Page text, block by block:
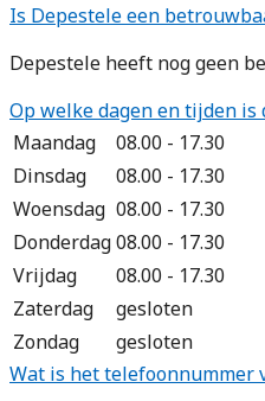
Is Depestele een
Depestele heeft nog geen
Op welke dagen en tijden
Maandag
08.00 - 17.30
Dinsdag
08.00 - 17.30
Woensdag 08.00 - 17.30
Donderdag08.00 - 17.30
Vrijdag
08.00 - 17.30
Zaterdag
gesloten
Zondag
gesloten
Wat is het telefoonnummer